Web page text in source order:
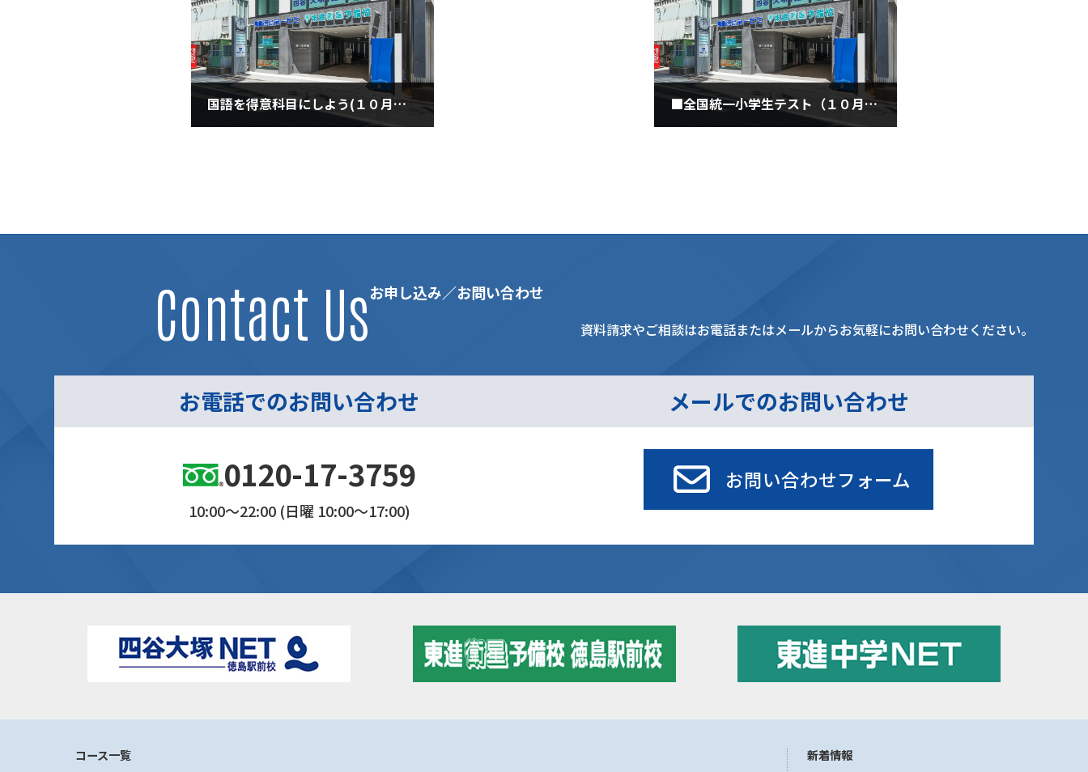
国語を得意科目にしよう(１０月１６日金曜日) ■全国統一小学生テスト（１０月１７日・土曜日）
お申し込み／お問い合わせ
Contact Us 資料請求やご相談はお電話またはメールからお気軽にお問い合わせください。
お電話でのお問い合わせ
0120-17-3759
10:00～22:00 (日曜 10:00～17:00)
メールでのお問い合わせ
お問い合わせフォーム
コース一覧 新着情報